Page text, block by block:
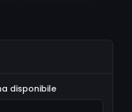
disponibile